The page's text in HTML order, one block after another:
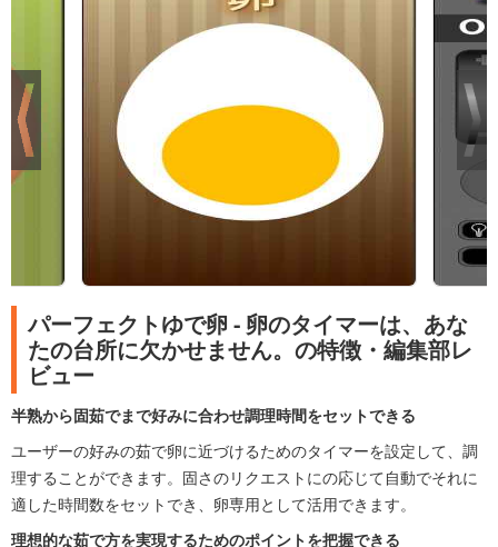
パーフェクトゆで卵 - 卵のタイマーは、あな
たの台所に欠かせません。の特徴・編集部レ
ビュー
半熟から固茹でまで好みに合わせ調理時間をセットできる
ユーザーの好みの茹で卵に近づけるためのタイマーを設定して、調
理することができます。固さのリクエストにの応じて自動でそれに
適した時間数をセットでき、卵専用として活用できます。
理想的な茹で方を実現するためのポイントを把握できる